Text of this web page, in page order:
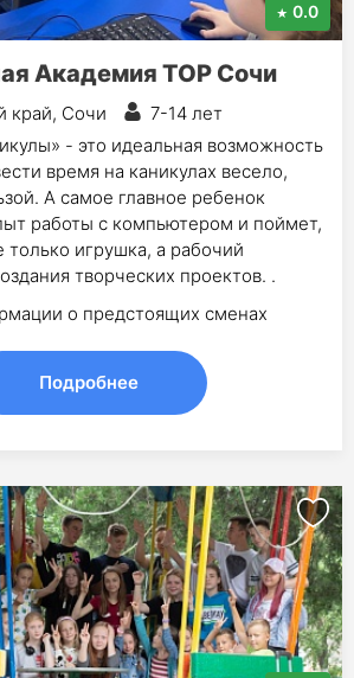
0.0
Академия TOP Сочи
край, Сочи
7-14 лет
- это идеальная возможность
время на каникулах весело,
А самое главное ребенок
работы с компьютером и поймет,
игрушка, а рабочий
творческих проектов. .
о предстоящих сменах
Подробнее